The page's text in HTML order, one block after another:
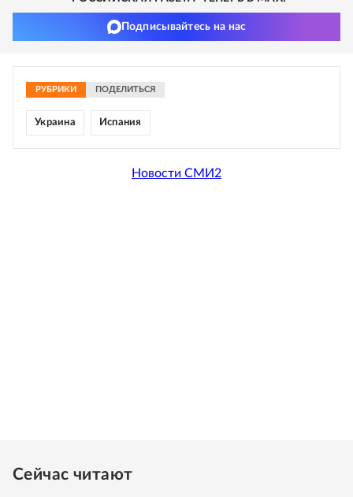
Подписывайтесь на нас
РУБРИКИ ПОДЕЛИТЬСЯ
Украина Испания
Новости СМИ2
Сейчас читают